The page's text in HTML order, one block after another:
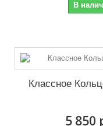
В
Классное
5 850